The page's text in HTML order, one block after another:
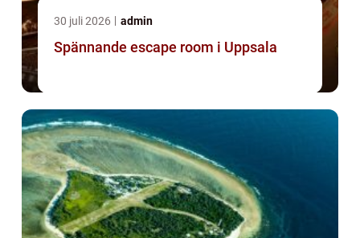
30 juli 2026 admin
Spännande escape room i Uppsala